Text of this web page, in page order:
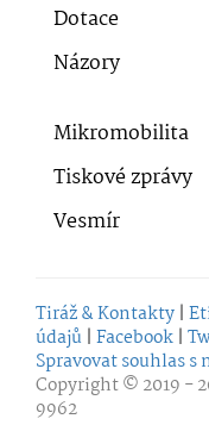
Dotace
Názory
Mikromobilita
Tiskové zprávy
Vesmír
Tiráž & Kontakty |
údajů | Facebook |
Spravovat souhlas
Copyright © 2019 -
9962